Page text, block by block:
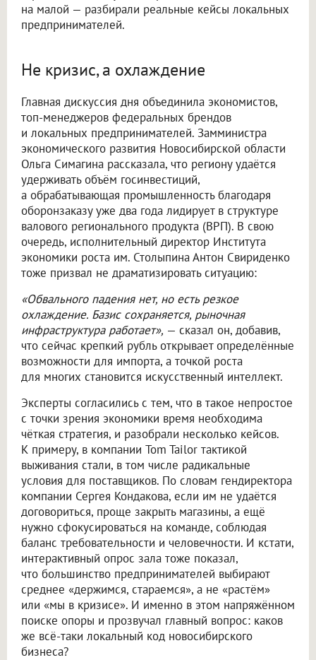
на малой — разбирали реальные кейсы локальных
предпринимателей.
Не кризис, а охлаждение
Главная дискуссия дня объединила экономистов,
топ-менеджеров федеральных брендов
и локальных предпринимателей. Замминистра
экономического развития Новосибирской области
Ольга Симагина рассказала, что региону удаётся
удерживать объём госинвестиций,
а обрабатывающая промышленность благодаря
оборонзаказу уже два года лидирует в структуре
валового регионального продукта (ВРП). В свою
очередь, исполнительный директор Института
экономики роста им. Столыпина Антон Свириденко
тоже призвал не драматизировать ситуацию:
«Обвального падения нет, но есть резкое
охлаждение. Базис сохраняется, рыночная
инфраструктура работает», — сказал он, добавив,
что сейчас крепкий рубль открывает определённые
возможности для импорта, а точкой роста
для многих становится искусственный интеллект.
Эксперты согласились с тем, что в такое непростое
с точки зрения экономики время необходима
чёткая стратегия, и разобрали несколько кейсов.
К примеру, в компании Tom Tailor тактикой
выживания стали, в том числе радикальные
условия для поставщиков. По словам гендиректора
компании Сергея Кондакова, если им не удаётся
договориться, проще закрыть магазины, а ещё
нужно сфокусироваться на команде, соблюдая
баланс требовательности и человечности. И кстати,
интерактивный опрос зала тоже показал,
что большинство предпринимателей выбирают
среднее «держимся, стараемся», а не «растём»
или «мы в кризисе». И именно в этом напряжённом
поиске опоры и прозвучал главный вопрос: каков
же всё-таки локальный код новосибирского
бизнеса?